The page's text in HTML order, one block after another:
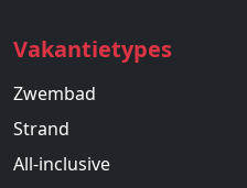
Vakantietypes
Zwembad
Strand
All-inclusive